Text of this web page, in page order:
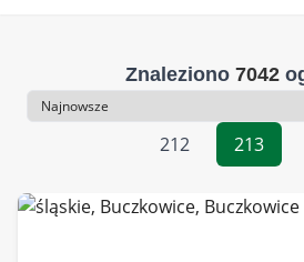
Znaleziono 7042
Sortowanie
212
213